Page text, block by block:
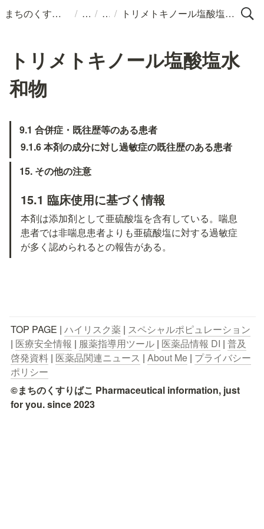
まちのくすりばこ / / / トリメトキノール塩酸塩水和物
トリメトキノール塩酸塩水
和物
9.1 合併症・既往歴等のある患者
9.1.6 本剤の成分に対し過敏症の既往歴のある患者
15. その他の注意
15.1 臨床使用に基づく情報
本剤は添加剤として亜硫酸塩を含有している。喘息
患者では非喘息患者よりも亜硫酸塩に対する過敏症
が多く認められるとの報告がある。
TOP PAGE | ハイリスク薬 | スペシャルポピュレーション
| 医療安全情報 | 服薬指導用ツール | 医薬品情報 DI | 普及
啓発資料 | 医薬品関連ニュース | About Me | プライバシー
ポリシー
©まちのくすりばこ Pharmaceutical information, just
for you. since 2023